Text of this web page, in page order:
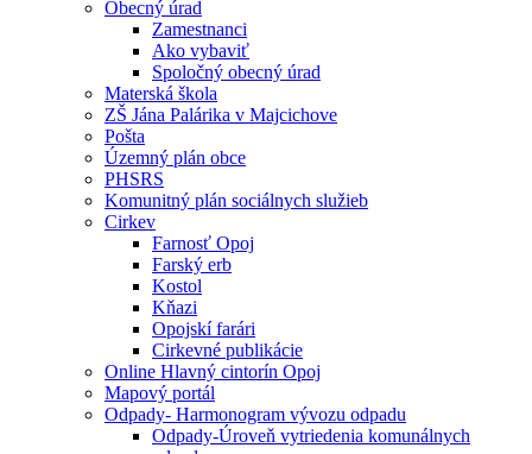
Obecný úrad
Zamestnanci
Ako vybaviť
Spoločný obecný úrad
Materská škola
ZŠ Jána Palárika v Majcichove
Pošta
Územný plán obce
PHSRS
Komunitný plán sociálnych služieb
Cirkev
Farnosť Opoj
Farský erb
Kostol
Kňazi
Opojskí farári
Cirkevné publikácie
Online Hlavný cintorín Opoj
Mapový portál
Odpady- Harmonogram vývozu odpadu
Odpady-Úroveň vytriedenia komunálnych